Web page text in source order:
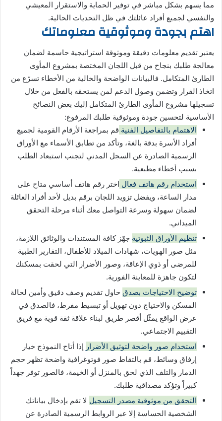
مما يسهم بشكل مباشر في توفير الحماية والاستقرار المعيشي
والنفسي لجميع أفراد عائلتك في ظل التحديات الحالية.
اهتم بجودة وموثوقية معلوماتك
يعتبر تقديم معلومات دقيقة وموثوقة استراتيجية حاسمة لضمان
معالجة طلبك بنجاح من قبل اللجان المختصة بمشروع المأوى
الطارئ المتكامل. فالبيانات الواضحة والخالية من الأخطاء تسرّع من
اتخاذ القرار وتضمن وصول الدعم لمن يستحقه بالفعل من خلال
تسجيلها مشروع المأوى الطارئ المتكامل إليك بعض النصائح
الأساسية لتحسين جودة وموثوقية طلبك المرفوع:
الاهتمام بالتفاصيل الفنية قم بمراجعة الأرقام القومية لجميع
أفراد الأسرة بدقة بالغة، وتأكد من تطابق الأسماء مع الأوراق
الرسمية الصادرة عن السجل المدني لتجنب استبعاد الطلب
بسبب أخطاء مطبعية.
استخدام رقم هاتف فعال اختر رقم هاتف أساسي متاح على
مدار الساعة، ويفضل تزويد اللجان برقم بديل لأحد أفراد العائلة
لضمان سهولة وسرعة التواصل معك أثناء مرحلة التحقق
الميداني.
تنظيم الأوراق الثبوتية جهّز كافة المستندات والوثائق اللازمة،
مثل صور الهويات، شهادات الميلاد للأطفال، التقارير الطبية
للمرضى أو ذوي الإعاقة، وصور الأضرار التي لحقت بمسكنك
لتكون جاهزة للمعاينة الفورية.
توضيح الاحتياجات بصدق حاول تقديم وصف دقيق وأمين لحالة
المسكن والاحتياج دون تهويل أو تبسيط مفرط، فالصدق في
عرض الواقع يمثّل أقصر طريق لبناء علاقة ثقة قوية مع فريق
التقييم الاجتماعي.
استخدام صور واضحة لتوثيق الأضرار إذا أتاح النموذج خيار
إرفاق وسائط، قم بالتقاط صور فوتوغرافية واضحة تظهر حجم
الدمار والتلف الذي لحق بالمنزل أو الخيمة، فالصور توفر جهداً
كبيراً وتؤكد مصداقية طلبك.
التحقق من موثوقية مصدر التسجيل لا تقم بإدخال بياناتك
الشخصية الحساسة إلا عبر الروابط الرسمية الصادرة عن